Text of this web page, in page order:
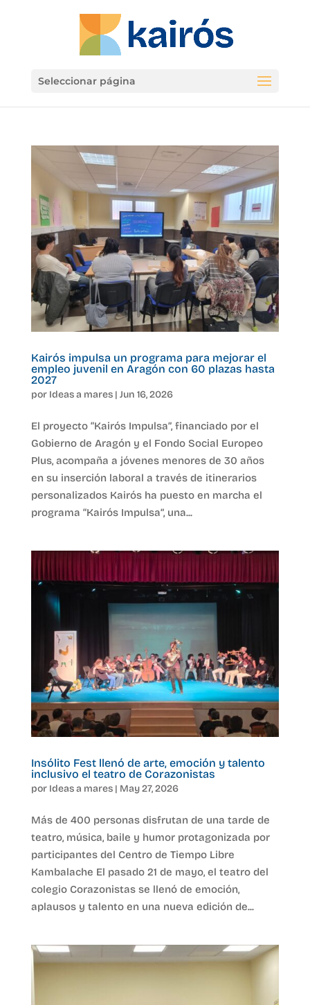
Seleccionar página
Kairós impulsa un programa para mejorar el
empleo juvenil en Aragón con 60 plazas hasta
2027
por Ideas a mares| Jun 16, 2026
El proyecto “Kairós Impulsa”, financiado por el
Gobierno de Aragón y el Fondo Social Europeo
Plus, acompaña a jóvenes menores de 30 años
en su inserción laboral a través de itinerarios
personalizados Kairós ha puesto en marcha el
programa “Kairós Impulsa”, una...
Insólito Fest llenó de arte, emoción y talento
inclusivo el teatro de Corazonistas
por Ideas a mares| May 27, 2026
Más de 400 personas disfrutan de una tarde de
teatro, música, baile y humor protagonizada por
participantes del Centro de Tiempo Libre
Kambalache El pasado 21 de mayo, el teatro del
colegio Corazonistas se llenó de emoción,
aplausos y talento en una nueva edición de...